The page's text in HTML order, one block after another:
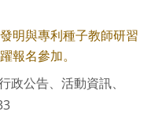
明與專利種子教師研習
報名參加。
政公告、活動資訊、